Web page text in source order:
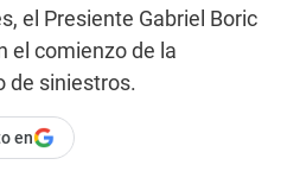
el Presiente Gabriel Boric
el comienzo de la
de siniestros.
en